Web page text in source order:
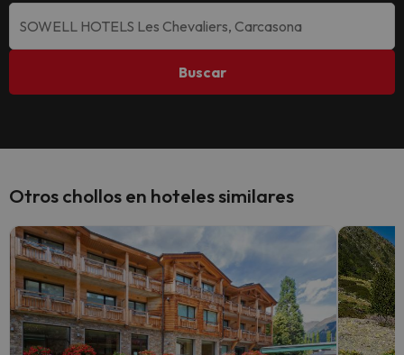
Buscar
Otros chollos en hoteles similares